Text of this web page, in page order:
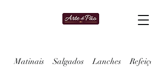
Matinais Salgados Lanches Refeições